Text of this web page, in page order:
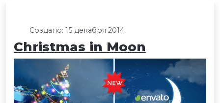
Создано: 15 декабря 2014
Christmas in Moon